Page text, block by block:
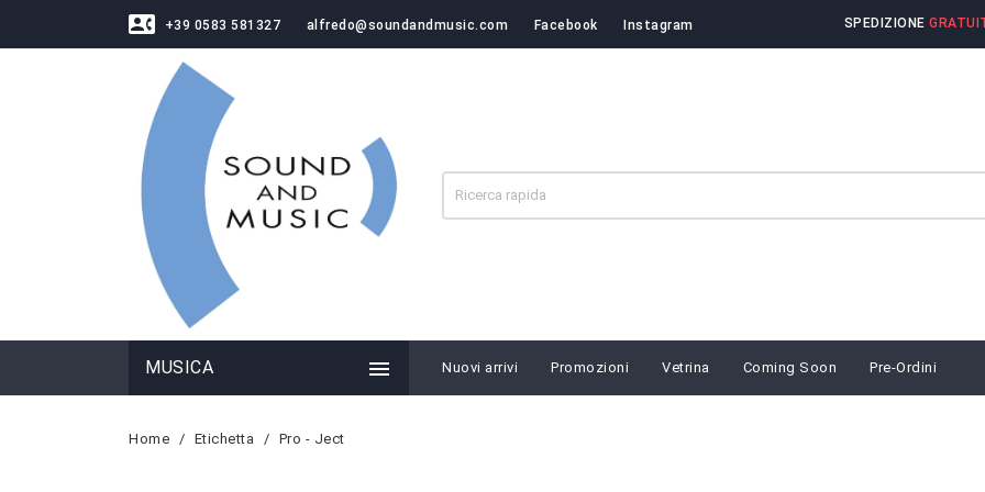
contact_phone +39 0583 581327 alfredo@soundandmusic.com Facebook Instagram SPEDIZIONE
MUSICA  Nuovi arrivi Promozioni Vetrina Coming Soon Pre-Ordini
Home Etichetta Pro - Ject